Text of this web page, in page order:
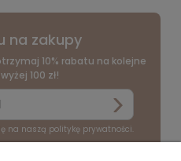
na zakupy
10% rabatu na kolejne
100 zł!
na naszą politykę prywatności.